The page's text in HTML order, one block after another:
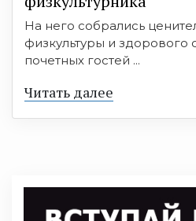
На него собрались
физкультуры и
почетных гостей ...
Читать далее